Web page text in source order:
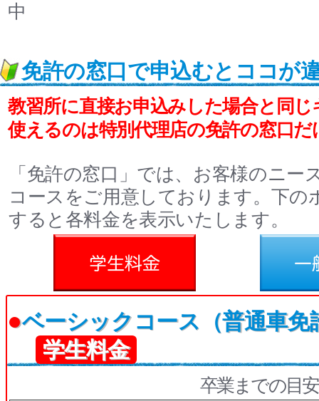
中
免許の窓口で申込むとココが
教習所に直接お申込みした場合と同
使えるのは特別代理店の免許の窓口だ
「免許の窓口」では、お客様のニー
コースをご用意しております。下の
すると各料金を表示いたします。
●ベーシックコース（普通車免
学生料金
卒業までの目